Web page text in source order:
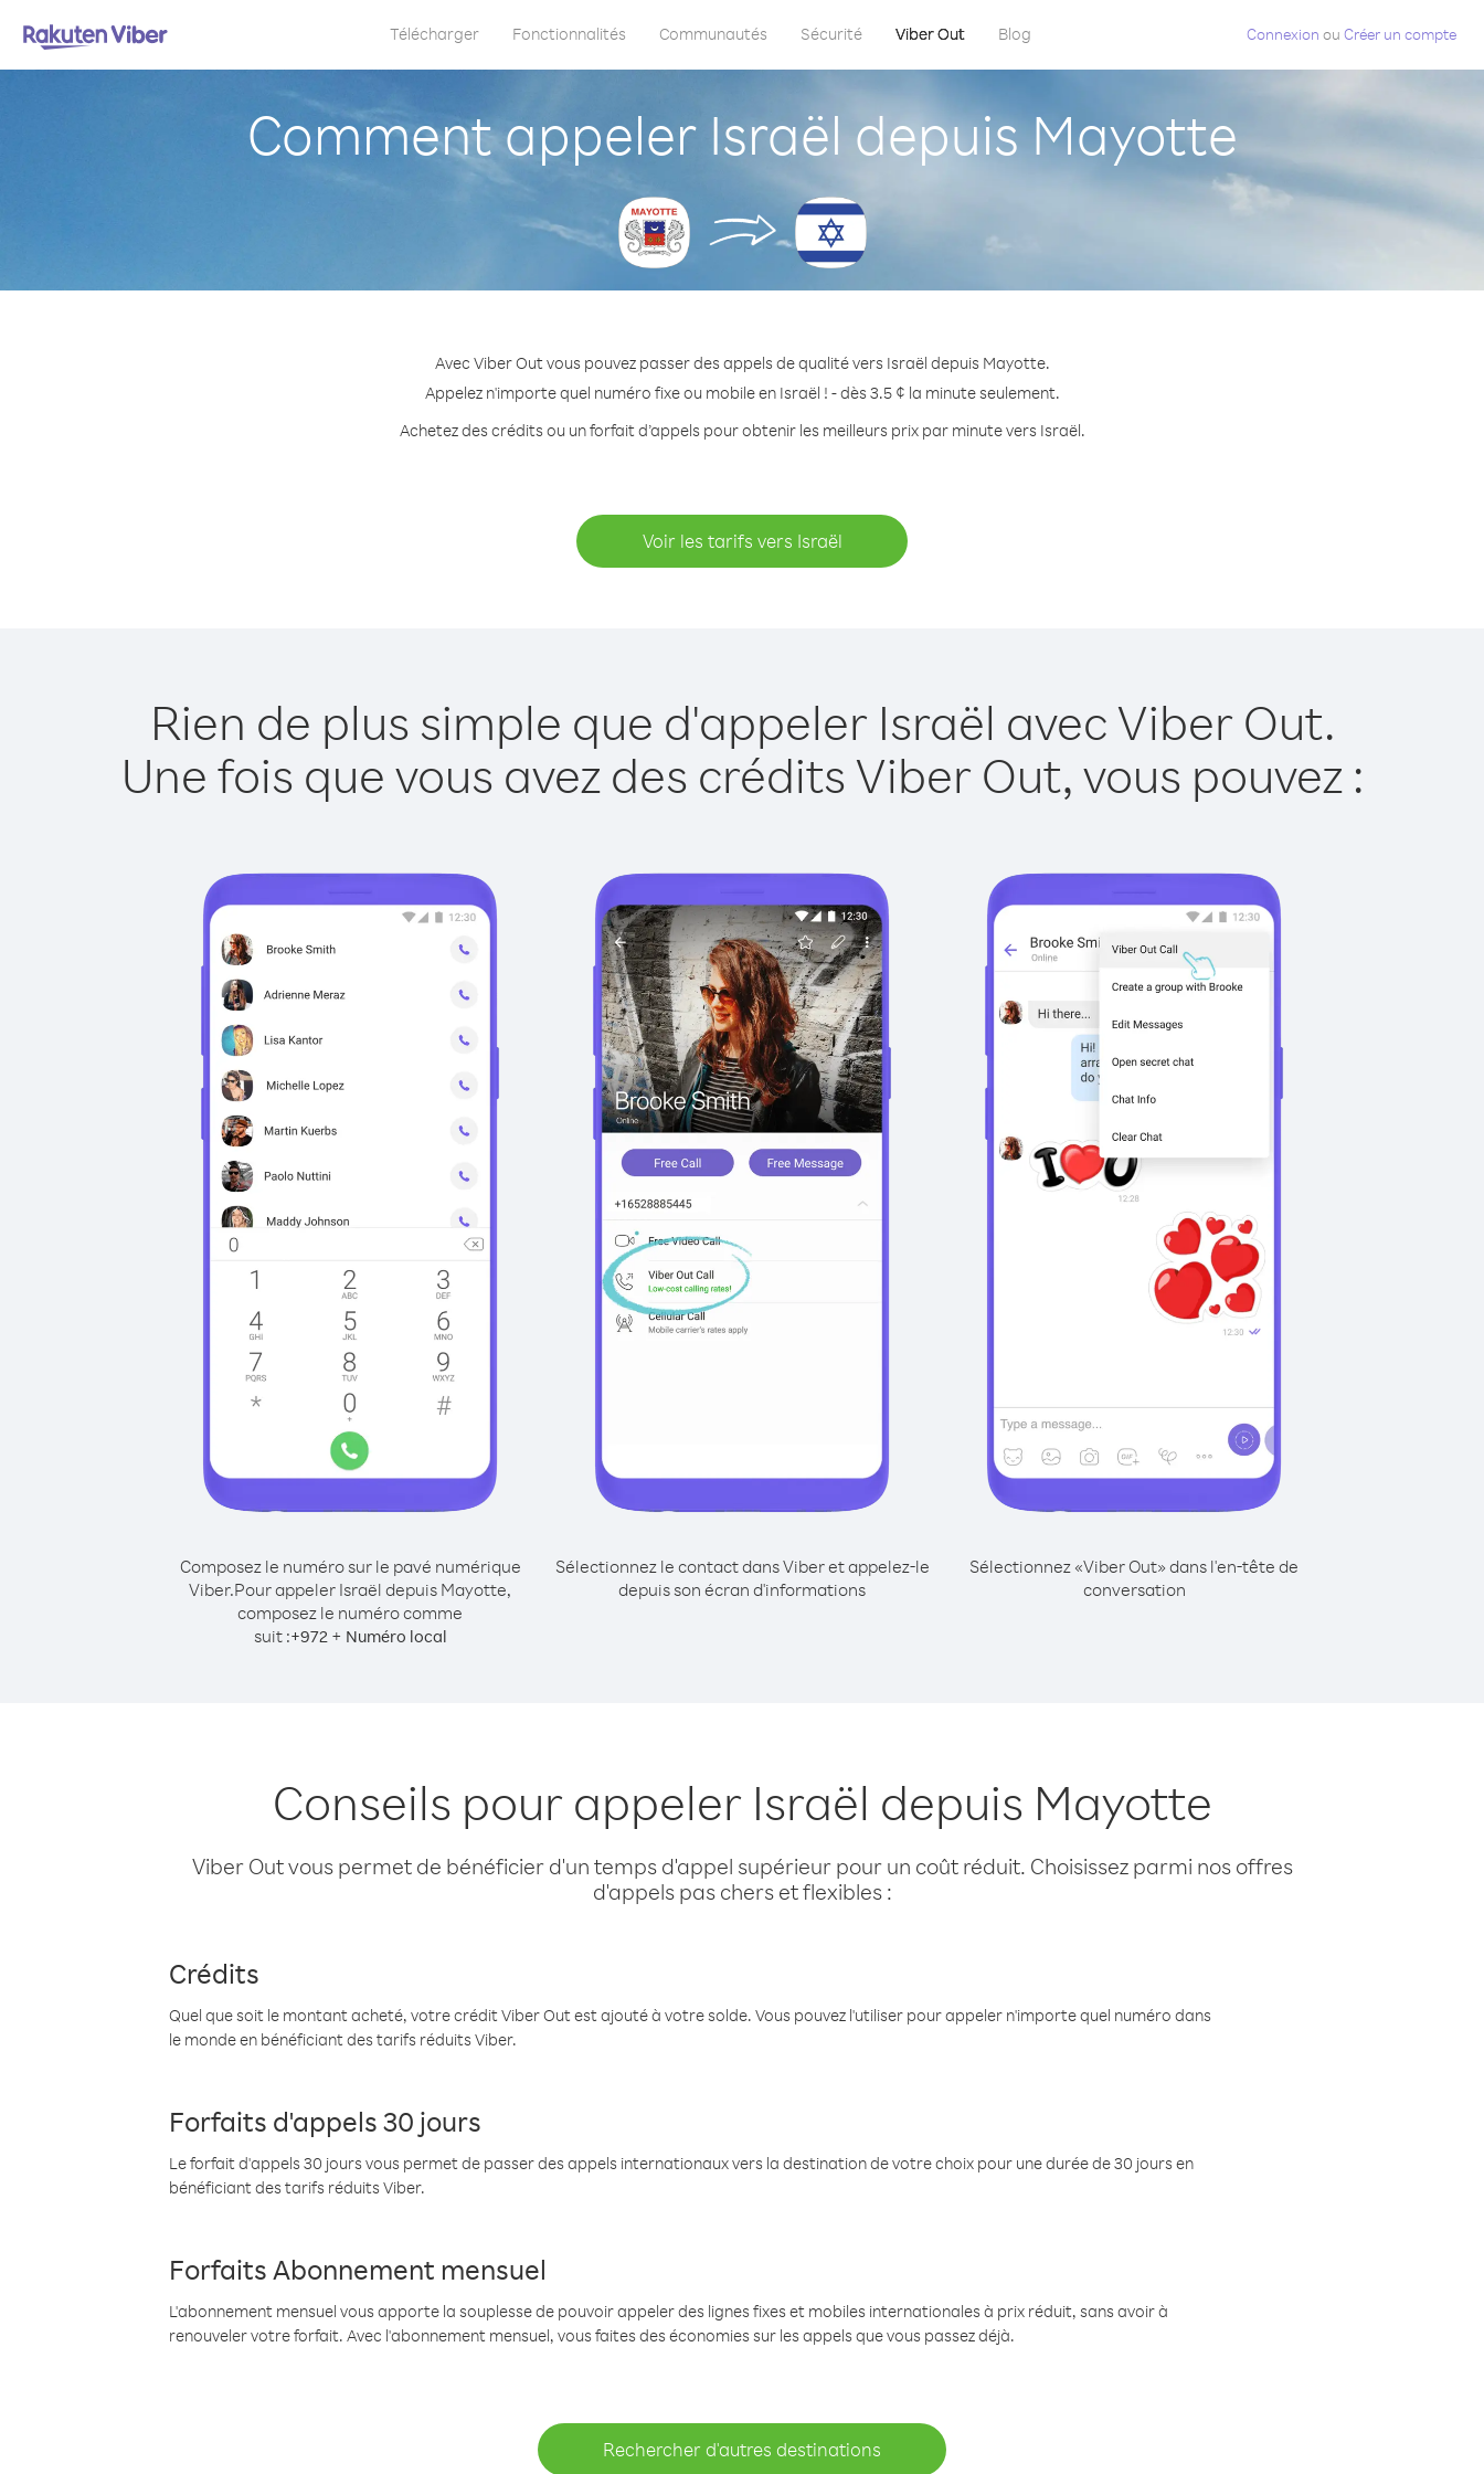
Télécharger Fonctionnalités Communautés Sécurité Viber Out Blog Connexion ou Créer un compte
Comment appeler Israël depuis Mayotte
Avec Viber Out vous pouvez passer des appels de qualité vers Israël depuis Mayotte.
Appelez n'importe quel numéro fixe ou mobile en Israël ! - dès 3.5 ¢ la minute seulement.
Achetez des crédits ou un forfait d’appels pour obtenir les meilleurs prix par minute vers Israël.
Voir les tarifs vers Israël
Rien de plus simple que d'appeler Israël avec Viber Out.
Une fois que vous avez des crédits Viber Out, vous pouvez :
Composez le numéro sur le pavé numérique
Viber.Pour appeler Israël depuis Mayotte,
composez le numéro comme
suit :+972+ Numéro local
Sélectionnez le contact dans Viber et appelez-le
depuis son écran d'informations
Sélectionnez «Viber Out» dans l'en-tête de
conversation
Conseils pour appeler Israël depuis Mayotte
Viber Out vous permet de bénéficier d'un temps d'appel supérieur pour un coût réduit. Choisissez parmi nos offres
d'appels pas chers et flexibles :
Crédits
Quel que soit le montant acheté, votre crédit Viber Out est ajouté à votre solde. Vous pouvez l'utiliser pour appeler n'importe quel numéro dans
le monde en bénéficiant des tarifs réduits Viber.
Forfaits d'appels 30 jours
Le forfait d'appels 30 jours vous permet de passer des appels internationaux vers la destination de votre choix pour une durée de 30 jours en
bénéficiant des tarifs réduits Viber.
Forfaits Abonnement mensuel
L'abonnement mensuel vous apporte la souplesse de pouvoir appeler des lignes fixes et mobiles internationales à prix réduit, sans avoir à
renouveler votre forfait. Avec l'abonnement mensuel, vous faites des économies sur les appels que vous passez déjà.
Rechercher d'autres destinations